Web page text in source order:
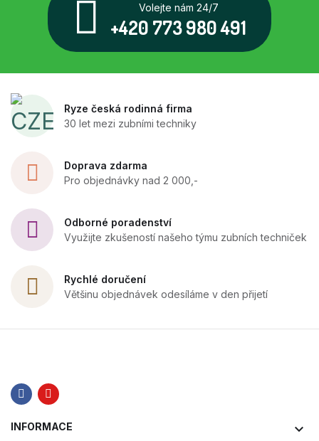
Volejte nám 24/7
+420 773 980 491
Ryze česká rodinná firma
30 let mezi zubními techniky
Doprava zdarma
Pro objednávky nad 2 000,-
Odborné poradenství
Využijte zkušeností našeho týmu zubních techniček
Rychlé doručení
Většinu objednávek odesíláme v den přijetí
INFORMACE keyboard_arrow_down